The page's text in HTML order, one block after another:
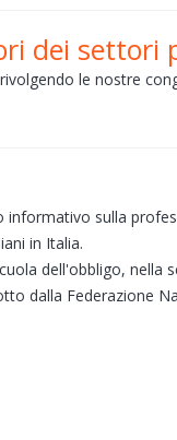
dei settori
le nostre
sulla
in Italia.
dell'obbligo, nella
dalla Federazione